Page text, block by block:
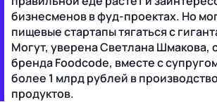
бизнесменов в фуд-проектах. Но
пищевые стартапы тягаться с
Могут, уверена Светлана Шмакова,
бренда Foodcode, вместе с
более 1 млрд рублей в
продуктов.